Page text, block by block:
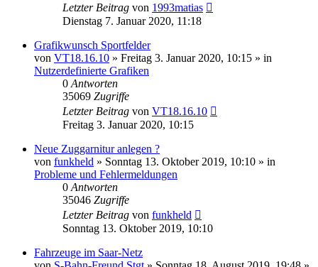
Letzter Beitrag von 1993matias
Dienstag 7. Januar 2020, 11:18
Grafikwunsch Sportfelder
von VT18.16.10 » Freitag 3. Januar 2020, 10:15 » in
Nutzerdefinierte Grafiken
0 Antworten
35069 Zugriffe
Letzter Beitrag von VT18.16.10
Freitag 3. Januar 2020, 10:15
Neue Zuggarnitur anlegen ?
von funkheld » Sonntag 13. Oktober 2019, 10:10 » in
Probleme und Fehlermeldungen
0 Antworten
35046 Zugriffe
Letzter Beitrag von funkheld
Sonntag 13. Oktober 2019, 10:10
Fahrzeuge im Saar-Netz